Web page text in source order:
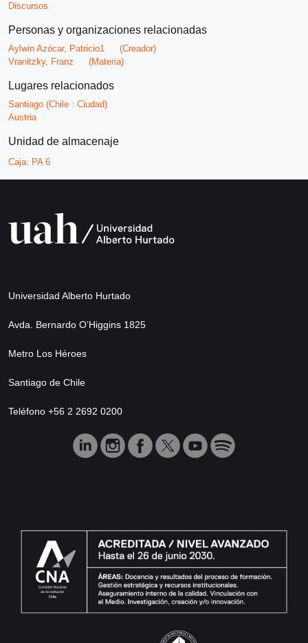
Discursos
Personas y organizaciones relacionadas
Aylwin Azócar, Patricio1
(Creador)
Vranitzky, Franz
(Materia)
Lugares relacionados
Santiago (Chile : Ciudad)
Austria
Unidad de almacenaje
Caja: PA 6
Universidad Alberto Hurtado
Avda. Bernardo O’Higgins 1825
Metro Los Héroes
Santiago de Chile
Teléfono +56 2 2692 0200